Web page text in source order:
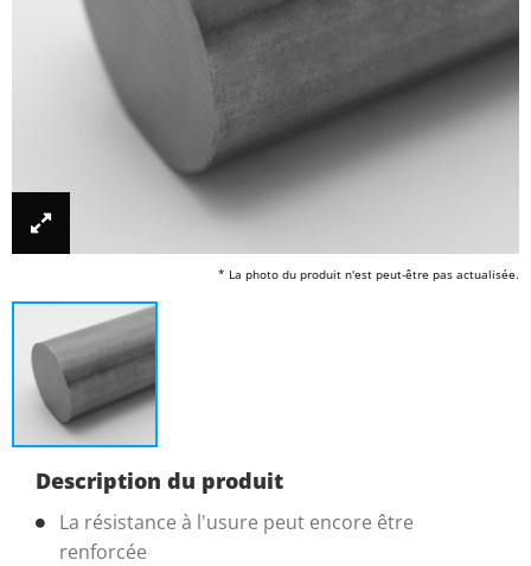
* La photo du produit n'est peut-être pas actualisée.
Description du produit
La résistance à l'usure peut encore être
renforcée